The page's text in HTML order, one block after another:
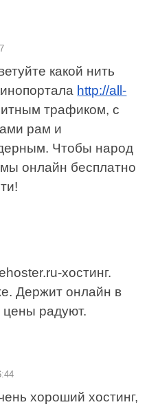
какой нить
http://all-
трафиком, с
рам и
Чтобы народ
онлайн бесплатно
хостинг.
Держит онлайн в
цены радуют.
хороший хостинг,